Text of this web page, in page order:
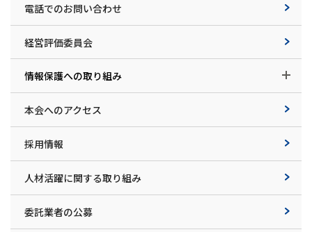
電話でのお問い合わせ
経営評価委員会
情報保護への取り組み
本会へのアクセス
採用情報
人材活躍に関する取り組み
委託業者の公募